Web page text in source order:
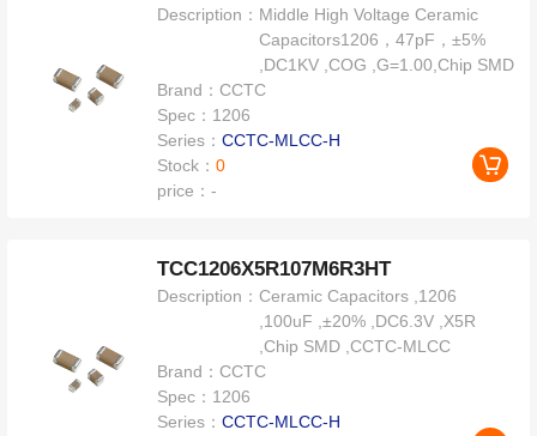
Description： Middle High Voltage Ceramic
Capacitors1206，47pF，±5%
,DC1KV ,COG ,G=1.00,Chip SMD
Brand：CCTC
Spec： 1206
Series：CCTC-MLCC-H
Stock：0
price：-
TCC1206X5R107M6R3HT
Description：Ceramic Capacitors ,1206
,100uF ,±20% ,DC6.3V ,X5R
,Chip SMD ,CCTC-MLCC
Brand：CCTC
Spec： 1206
Series：CCTC-MLCC-H